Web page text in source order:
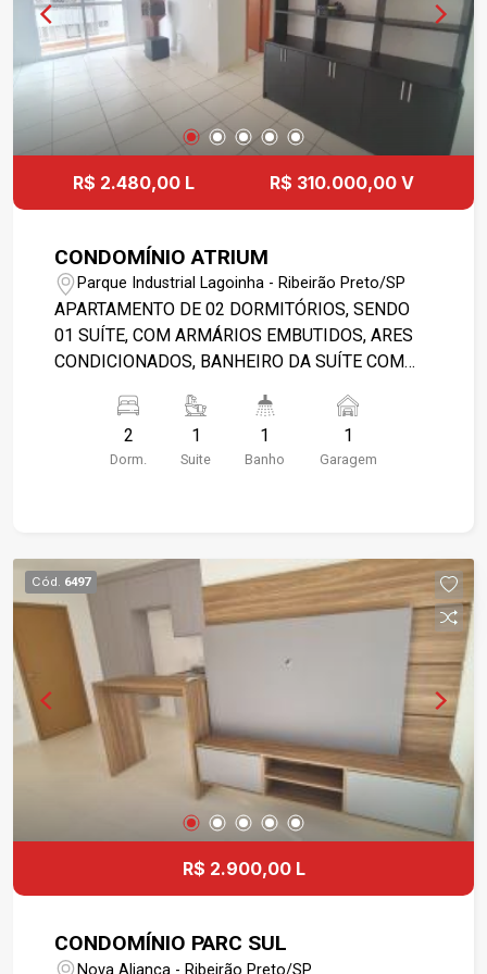
R$ 2.480,00 L R$ 310.000,00 V
CONDOMÍNIO ATRIUM
Parque Industrial Lagoinha - Ribeirão Preto/SP
APARTAMENTO DE 02 DORMITÓRIOS, SENDO
01 SUÍTE, COM ARMÁRIOS EMBUTIDOS, ARES
CONDICIONADOS, BANHEIRO DA SUÍTE COM
GABINETE, 01 SALA COM SACADA (2
AMBIENTES), 01 BANHEIRO SOCIAL COM BOX
BLINDEX, CHUVEIRO, ESPELHO E GABINETE, 01
VAGA DE GARAGEM COMPLETA. O
CONDOMÍNIO POSSUI PORTARIA 24 HORAS,
PORTÃO ELETRÔNICO, ELEVADORES (SOCIAL E
DE SERVIÇO), ÁREA DE LAZER COM PISCINA
INFANTIL, CHURRASQUEIRA E SALÃO DE FESTA.
OBS.: INFORMAÇÕES REFERENTE A FEVEREIRO/
2023 E PODERÃO SOFRER ALTERAÇÕES COM O
TEMPO. FAVOR CONFIRMAR VALORES NA
IMOBILIÁRIA.
2
Dorm.
1
Suite
1
Banho
1
Garagem
Cód. 6497
R$ 2.900,00 L
CONDOMÍNIO PARC SUL
Nova Aliança - Ribeirão Preto/SP